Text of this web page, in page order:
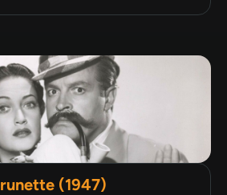
(1947)